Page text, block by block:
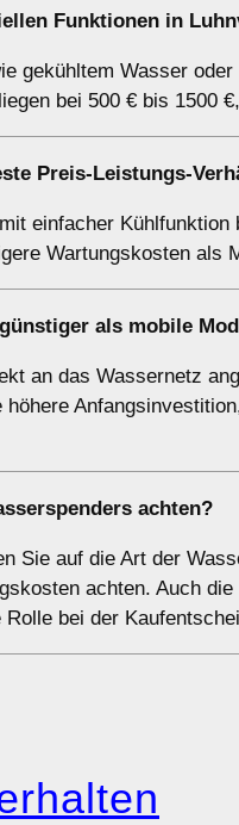
Funktionen in
gekühltem Wasser
bei 500 € bis 1500
Preis-Leistungs-
einfacher
Wartungskosten als
als mobile
an das Wassernetz
achten?
Sie auf die Art der
achten. Auch
bei der